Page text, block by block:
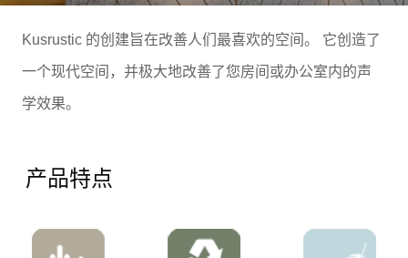
Kusrustic 的创建旨在改善人们最喜欢的空间。 它创造了
一个现代空间，并极大地改善了您房间或办公室内的声
学效果。
产品特点